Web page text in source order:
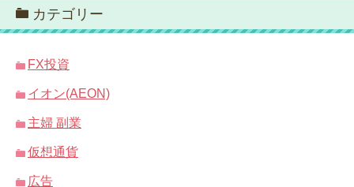
カテゴリー
FX投資
イオン(AEON)
主婦 副業
仮想通貨
広告